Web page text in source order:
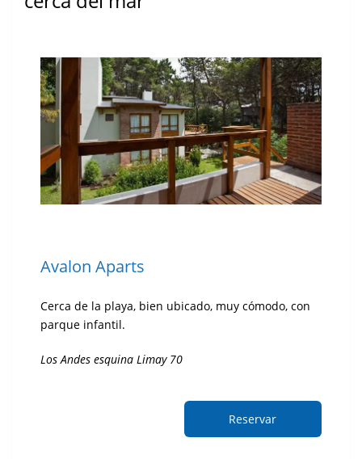
Avalon Aparts
Cerca de la playa, bien ubicado, muy cómodo, con
parque infantil.
Los Andes esquina Limay 70
Reservar